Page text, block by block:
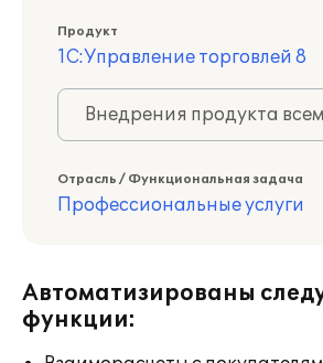
Продукт
1С:Управление торговлей 8
Внедрения продукта
Отрасль / Функциональная задача
Профессиональные услуги
Автоматизированы
функции: